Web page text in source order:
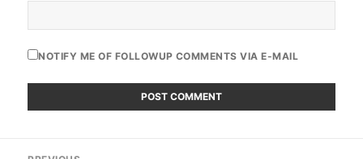
NOTIFY ME OF FOLLOWUP COMMENTS VIA E-MAIL